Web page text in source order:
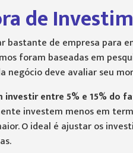
de
de empresa para
foram baseadas em
deve avaliar seu
investir entre 5% e 15% do
investem menos em
O ideal é ajustar os